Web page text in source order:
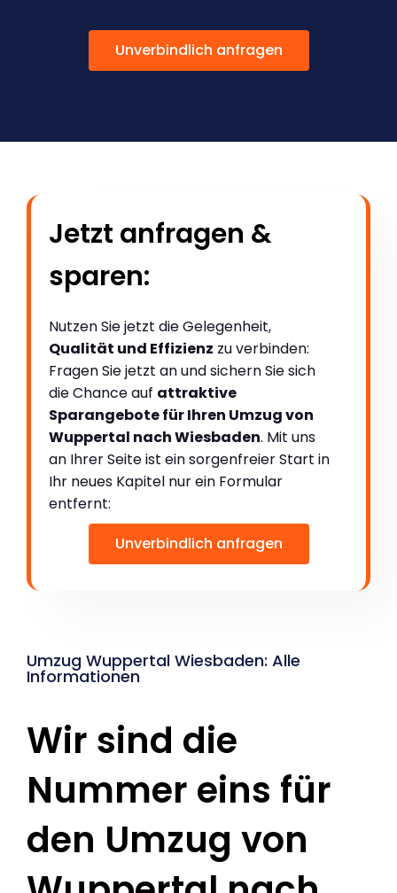
Unverbindlich anfragen
Jetzt anfragen &
sparen:
Nutzen Sie jetzt die Gelegenheit,
Qualität und Effizienz zu verbinden:
Fragen Sie jetzt an und sichern Sie sich
die Chance auf attraktive
Sparangebote für Ihren Umzug von
Wuppertal nach Wiesbaden. Mit uns
an Ihrer Seite ist ein sorgenfreier Start in
Ihr neues Kapitel nur ein Formular
entfernt:
Unverbindlich anfragen
Umzug Wuppertal Wiesbaden: Alle
Informationen
Wir sind die
Nummer eins für
den Umzug von